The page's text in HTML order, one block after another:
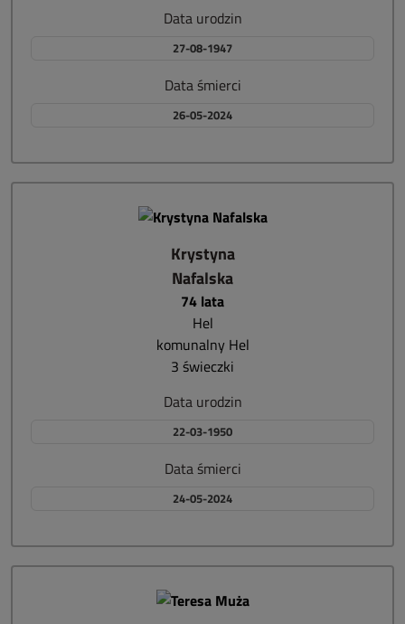
Data urodzin
27-08-1947
Data śmierci
26-05-2024
Krystyna
Nafalska
74 lata
Hel
komunalny Hel
3 świeczki
Data urodzin
22-03-1950
Data śmierci
24-05-2024